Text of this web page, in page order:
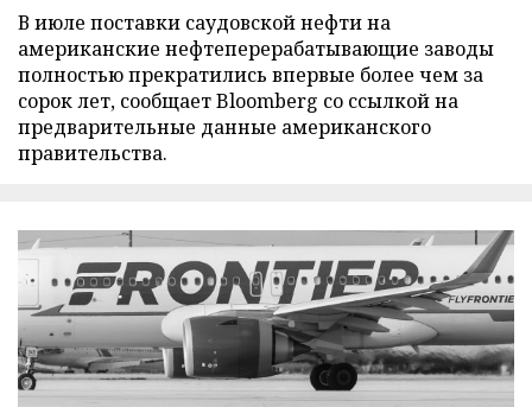
В июле поставки саудовской нефти на
американские нефтеперерабатывающие заводы
полностью прекратились впервые более чем за
сорок лет, сообщает Bloomberg со ссылкой на
предварительные данные американского
правительства.